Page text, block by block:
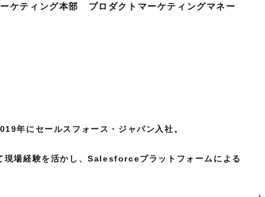
ケティング本部 プロダクトマーケティングマネー
年にセールスフォース・ジャパン入社。
場経験を活かし、Salesforceプラットフォームによる